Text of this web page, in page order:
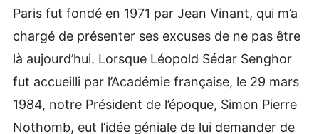
Paris fut fondé en 1971 par Jean Vinant, qui m’a
chargé de présenter ses excuses de ne pas être
là aujourd’hui. Lorsque Léopold Sédar Senghor
fut accueilli par l’Académie française, le 29 mars
1984, notre Président de l’époque, Simon Pierre
Nothomb, eut l’idée géniale de lui demander de